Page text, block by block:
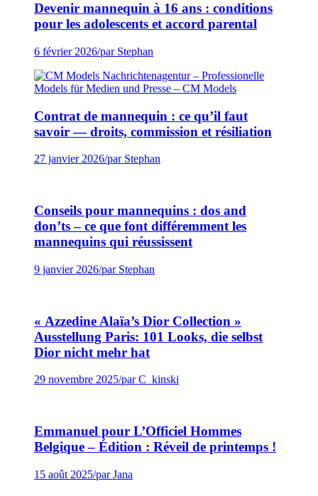
Devenir mannequin à 16 ans : conditions
pour les adolescents et accord parental
6 février 2026/par Stephan
Contrat de mannequin : ce qu’il faut
savoir — droits, commission et résiliation
27 janvier 2026/par Stephan
Conseils pour mannequins : dos and
don’ts – ce que font différemment les
mannequins qui réussissent
9 janvier 2026/par Stephan
« Azzedine Alaïa’s Dior Collection »
Ausstellung Paris: 101 Looks, die selbst
Dior nicht mehr hat
29 novembre 2025/par C_kinski
Emmanuel pour L’Officiel Hommes
Belgique – Édition : Réveil de printemps !
15 août 2025/par Jana